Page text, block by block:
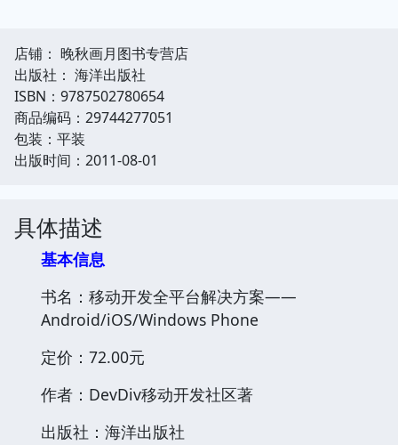
店铺： 晚秋画月图书专营店
出版社： 海洋出版社
ISBN：9787502780654
商品编码：29744277051
包装：平装
出版时间：2011-08-01
具体描述
基本信息
书名：移动开发全平台解决方案——
Android/iOS/Windows Phone
定价：72.00元
作者：DevDiv移动开发社区著
出版社：海洋出版社